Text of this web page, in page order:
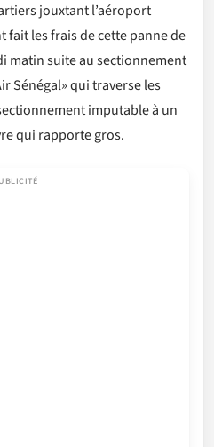
jouxtant l’aéroport
fait les frais de cette panne de
matin suite au sectionnement
Sénégal» qui traverse les
imputable à un
qui rapporte gros.